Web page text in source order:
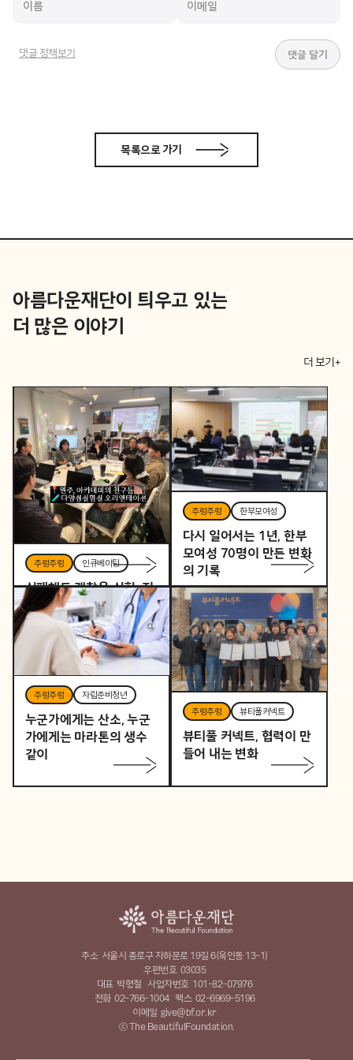
댓글 정책보기
목록으로 가기
아름다운재단이 틔우고 있는
더 많은 이야기
더 보기+
주렁주렁 인큐베이팅
실패해도 괜찮은 실험, 지
역을 바꾸는 작은 시작
주렁주렁 한부모여성
다시 일어서는 1년, 한부
모여성 70명이 만든 변화
의 기록
주렁주렁 자립준비청년
누군가에게는 산소, 누군
가에게는 마라톤의 생수
같이
주렁주렁 뷰티풀커넥트
뷰티풀 커넥트, 협력이 만
들어 내는 변화
주소 서울시 종로구 자하문로 19길 6(옥인동 13-1)
우편번호 03035
대표 박형철 사업자번호 101-82-07976
전화 02-766-1004 팩스 02-6969-5196
이메일 give@bf.or.kr
ⓒ The BeautifulFoundation.